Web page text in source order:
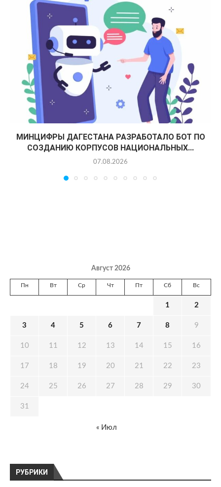
МИНЦИФРЫ ДАГЕСТАНА РАЗРАБОТАЛО БОТ ПО
СОЗДАНИЮ КОРПУСОВ НАЦИОНАЛЬНЫХ...
07.08.2026
РУБРИКИ
Август 2026
Пн Вт Ср Чт Пт Сб Вс
1 2
3 4 5 6 7 8 9
10 11 12 13 14 15 16
17 18 19 20 21 22 23
24 25 26 27 28 29 30
31
« Июл